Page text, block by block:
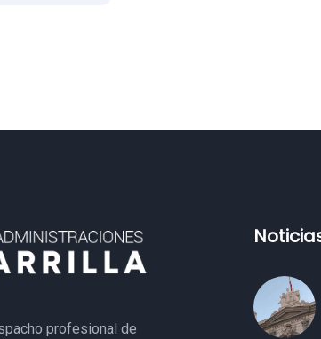
profesional de